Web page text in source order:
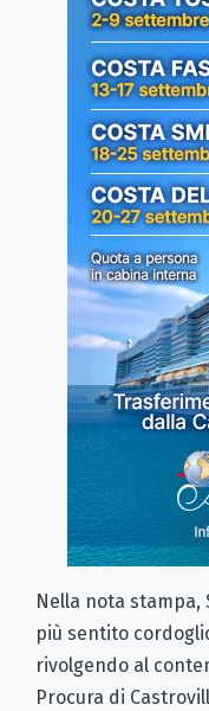
Nella nota
più sentito
rivolgendo al
Procura di